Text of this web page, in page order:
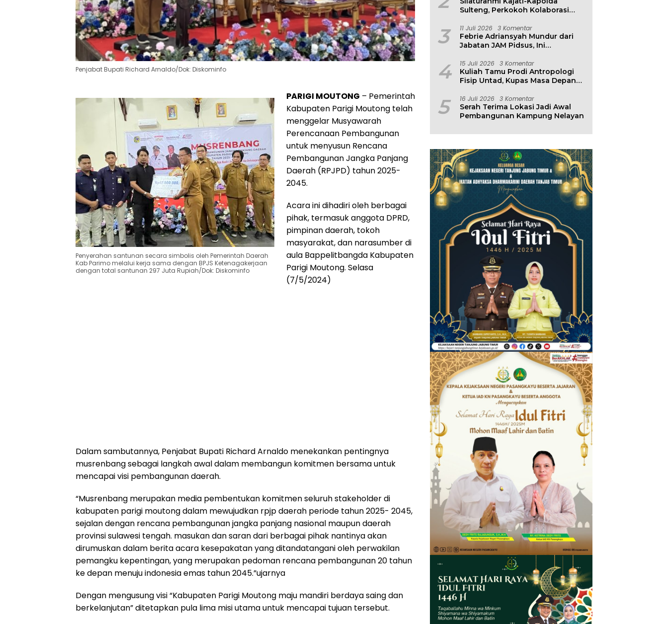
Penjabat Bupati Richard Arnaldo/Dok: Diskominfo
Penyerahan santunan secara simbolis oleh Pemerintah Daerah
Kab Parimo melalui kerja sama dengan BPJS Ketenagakerjaan
dengan total santunan 297 Juta Rupiah/Dok: Diskominfo
PARIGI MOUTONG – Pemerintah
Kabupaten Parigi Moutong telah
menggelar Musyawarah
Perencanaan Pembangunan
untuk menyusun Rencana
Pembangunan Jangka Panjang
Daerah (RPJPD) tahun 2025-
2045.
Acara ini dihadiri oleh berbagai
pihak, termasuk anggota DPRD,
pimpinan daerah, tokoh
masyarakat, dan narasumber di
aula Bappelitbangda Kabupaten
Parigi Moutong. Selasa
(7/5/2024)
Dalam sambutannya, Penjabat Bupati Richard Arnaldo menekankan pentingnya
musrenbang sebagai langkah awal dalam membangun komitmen bersama untuk
mencapai visi pembangunan daerah.
“Musrenbang merupakan media pembentukan komitmen seluruh stakeholder di
kabupaten parigi moutong dalam mewujudkan rpjp daerah periode tahun 2025- 2045,
sejalan dengan rencana pembangunan jangka panjang nasional maupun daerah
provinsi sulawesi tengah. masukan dan saran dari berbagai pihak nantinya akan
dirumuskan dalam berita acara kesepakatan yang ditandatangani oleh perwakilan
pemangku kepentingan, yang merupakan pedoman rencana pembangunan 20 tahun
ke depan menuju indonesia emas tahun 2045.”ujarnya
Dengan mengusung visi “Kabupaten Parigi Moutong maju mandiri berdaya saing dan
berkelanjutan” ditetapkan pula lima misi utama untuk mencapai tujuan tersebut.
Sulteng, Perkokoh Kolaborasi
3 11 Juli 2026 3 Komentar
Febrie Adriansyah Mundur dari
Jabatan JAM Pidsus, Ini
4 15 Juli 2026 3 Komentar
Kuliah Tamu Prodi Antropologi
Fisip Untad, Kupas Masa Depan
Lingkungan
5 16 Juli 2026 3 Komentar
Serah Terima Lokasi Jadi Awal
Pembangunan Kampung Nelayan